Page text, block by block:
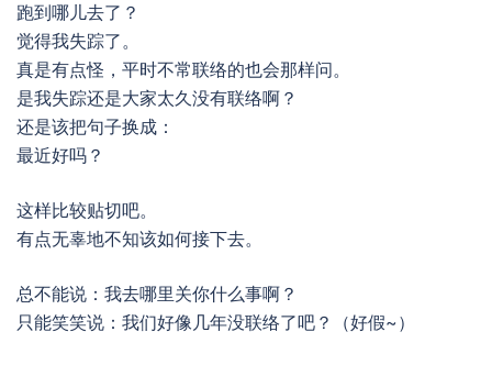
跑到哪儿去了？
觉得我失踪了。
真是有点怪，平时不常联络的也会那样问。
是我失踪还是大家太久没有联络啊？
还是该把句子换成：
最近好吗？
这样比较贴切吧。
有点无辜地不知该如何接下去。
总不能说：我去哪里关你什么事啊？
只能笑笑说：我们好像几年没联络了吧？（好假~）